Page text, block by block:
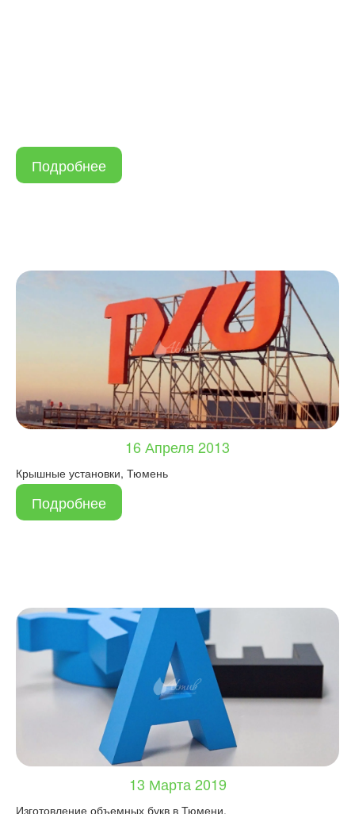
Подробнее
16 Апреля 2013
Крышные установки, Тюмень
Подробнее
13 Марта 2019
Изготовление объемных букв в Тюмени.